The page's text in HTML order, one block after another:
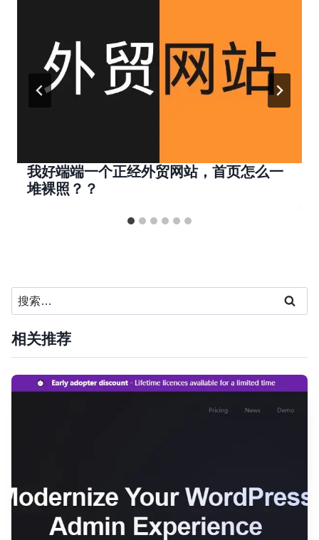
我好端端一个正经外贸网站，首页怎么一
堆裸照？？
搜
索：
相关推荐